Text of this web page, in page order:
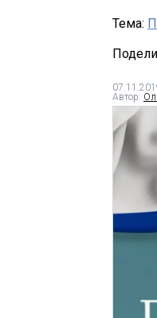
Тема:
Автор: